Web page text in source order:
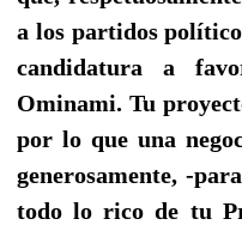
a los partidos
candidatura a
Ominami. Tu
por lo que una
generosamente, -
todo lo rico de tu